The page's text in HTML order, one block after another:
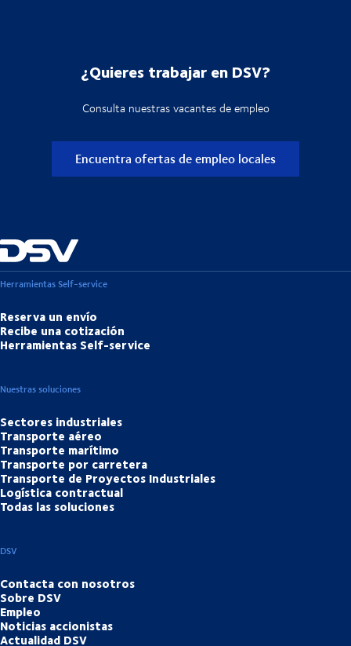
¿Quieres trabajar en DSV?
Consulta nuestras vacantes de empleo
Encuentra ofertas de empleo locales
Herramientas Self-service
Reserva un envío
Recibe una cotización
Herramientas Self-service
Nuestras soluciones
Sectores industriales
Transporte aéreo
Transporte marítimo
Transporte por carretera
Transporte de Proyectos Industriales
Logística contractual
Todas las soluciones
DSV
Contacta con nosotros
Sobre DSV
Empleo
Noticias accionistas
Actualidad DSV